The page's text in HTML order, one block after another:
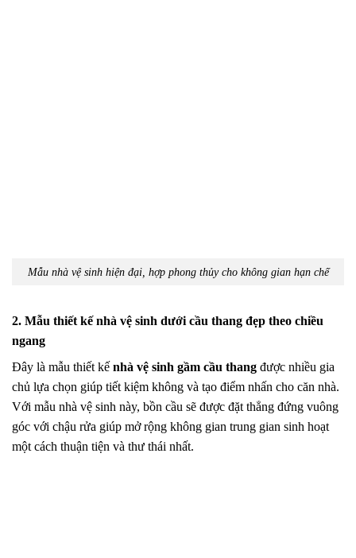
Mẫu nhà vệ sinh hiện đại, hợp phong thủy cho không gian hạn chế
2. Mẫu thiết kế nhà vệ sinh dưới cầu thang đẹp theo chiều
ngang
Đây là mẫu thiết kế nhà vệ sinh gầm cầu thang được nhiều gia
chủ lựa chọn giúp tiết kiệm không và tạo điểm nhấn cho căn nhà.
Với mẫu nhà vệ sinh này, bồn cầu sẽ được đặt thẳng đứng vuông
góc với chậu rửa giúp mở rộng không gian trung gian sinh hoạt
một cách thuận tiện và thư thái nhất.